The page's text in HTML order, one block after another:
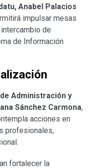
Anabel Palacios
impulsar mesas
de
de Información
Administración y
Sánchez Carmona,
acciones en
profesionales,
fortalecer la